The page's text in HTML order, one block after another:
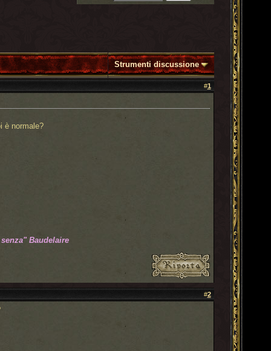
Strumenti discussione
#1
è normale?
Baudelaire
#2